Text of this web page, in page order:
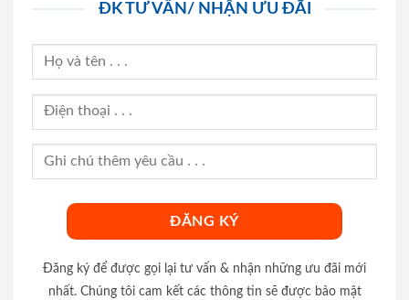
ĐK TƯ VẤN/ NHẬN ƯU ĐÃI
Đăng ký để được gọi lại tư vấn & nhận những ưu đãi mới
nhất. Chúng tôi cam kết các thông tin sẽ được bảo mật